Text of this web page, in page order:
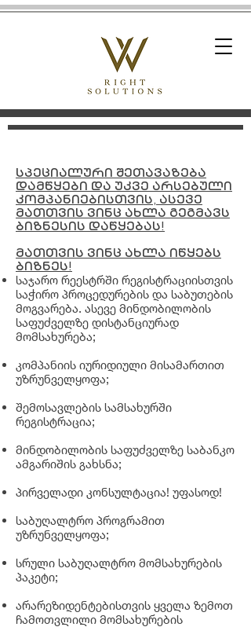
სპეციალური შეთავაზება
დამწყები და უკვე არსებული
კომპანიებისთვის, ასევე
მათთვის ვინც ახლა გეგმავს
ბიზნესის დაწყებას!
მათთვის ვინც ახლა იწყებს
ბიზნეს!
საჯარო რეესტრში რეგისტრაციისთვის
საჭირო პროცედურების და საბუთების
მოგვარება. ასევე მინდობილობის
საფუძველზე დისტანციურად
მომსახურება;
კომპანიის იურიდიული მისამართით
უზრუნველყოფა;
შემოსავლების სამსახურში
რეგისტრაცია;
მინდობილობის საფუძველზე საბანკო
ამგარიშის გახსნა;
პირველადი კონსულტაცია! უფასოდ!
საბუღალტრო პროგრამით
უზრუნველყოფა;
სრული საბუღალტრო მომსახურების
პაკეტი;
არარეზიდენტებისთვის ყველა ზემოთ
ჩამოთვლილი მომსახურების